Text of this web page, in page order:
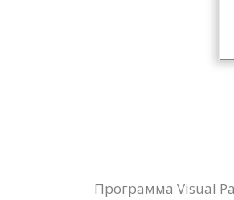
Программа Visual